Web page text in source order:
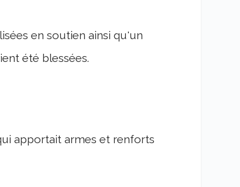
en soutien ainsi qu'un
été blessées.
apportait armes et renforts